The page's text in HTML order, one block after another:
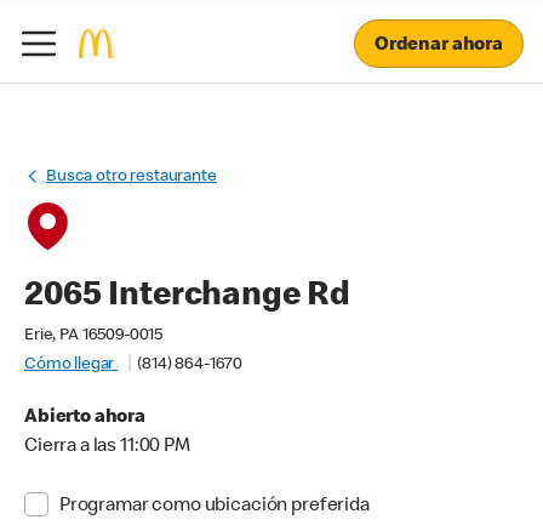
Ordenar ahora
Busca otro restaurante
2065 Interchange Rd
Erie, PA 16509-0015
Cómo llegar
(814) 864-1670
Abierto ahora
Cierra a las 11:00 PM
Programar como ubicación preferida